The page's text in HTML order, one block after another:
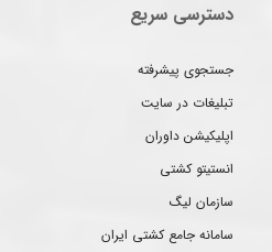
دسترسی سریع
جستجوی پیشرفته
تبلیغات در سایت
اپلیکیشن داوران
انستیتو کشتی
سازمان لیگ
سامانه جامع کشتی ایران